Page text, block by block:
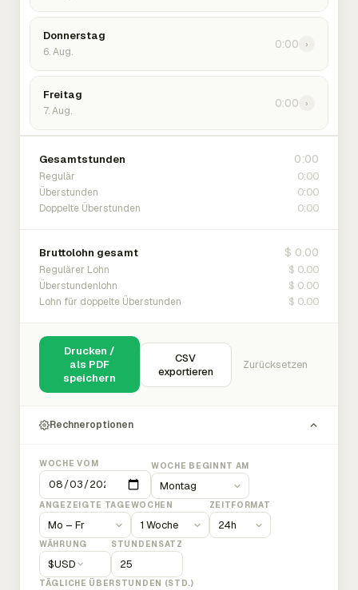
Donnerstag
6. Aug.
0:00 ›
Freitag
7. Aug.
0:00 ›
Gesamtstunden 0:00
Regulär 0:00
Überstunden 0:00
Doppelte Überstunden 0:00
Bruttolohn gesamt $ 0.00
Regulärer Lohn $ 0.00
Überstundenlohn $ 0.00
Lohn für doppelte Überstunden $ 0.00
Drucken /
als PDF
speichern
CSV
exportieren
Zurücksetzen
Rechneroptionen
WOCHE VOM WOCHE BEGINNT AM
ANGEZEIGTE TAGEWOCHEN ZEITFORMAT
WÄHRUNG
$USD
STUNDENSATZ
TÄGLICHE ÜBERSTUNDEN (STD.)